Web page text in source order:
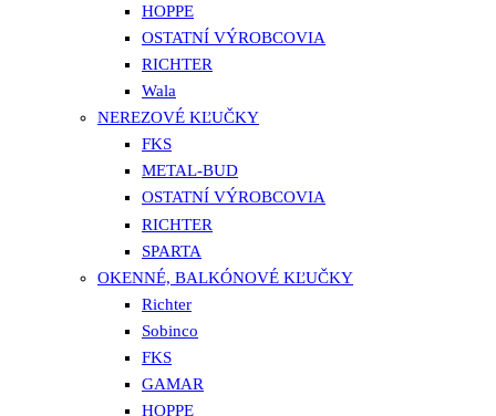
HOPPE
OSTATNÍ VÝROBCOVIA
RICHTER
Wala
NEREZOVÉ KĽUČKY
FKS
METAL-BUD
OSTATNÍ VÝROBCOVIA
RICHTER
SPARTA
OKENNÉ, BALKÓNOVÉ KĽUČKY
Richter
Sobinco
FKS
GAMAR
HOPPE